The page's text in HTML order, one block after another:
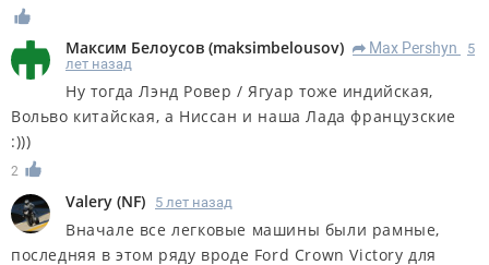
Максим Белоусов (maksimbelousov) R Max Pershyn
5
лет назад
Ну тогда Лэнд Ровер / Ягуар тоже индийская,
Вольво китайская, а Ниссан и наша Лада французские
:)))
2
Valery (NF) 5 лет назад
Вначале все легковые машины были рамные,
последняя в этом ряду вроде Ford Crown Victory для